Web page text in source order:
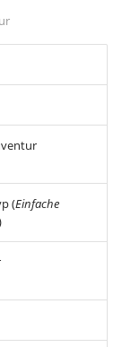
Funktionen
& Sortierung
(Einfache